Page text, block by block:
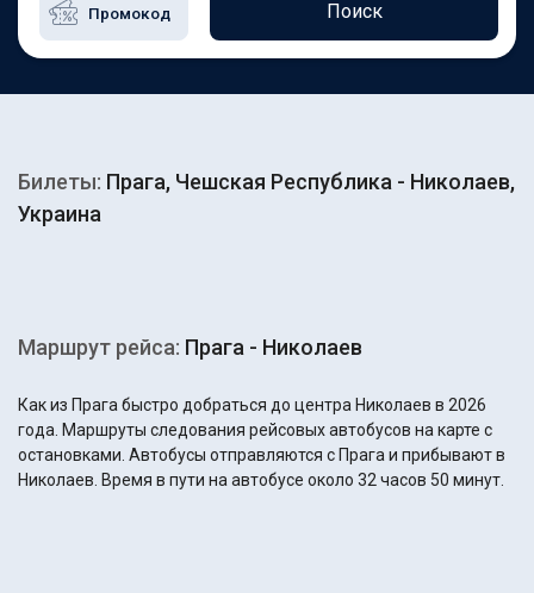
Поиск
Билеты: Прага, Чешская Республика - Николаев,
Украина
Маршрут рейса: Прага - Николаев
Как из Прага быстро добраться до центра Николаев в 2026
года. Маршруты следования рейсовых автобусов на карте с
остановками. Автобусы отправляются с Прага и прибывают в
Николаев. Время в пути на автобусе около 32 часов 50 минут.